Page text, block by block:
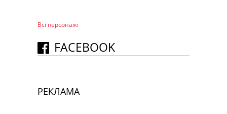
Всі персонажi
FACEBOOK
РЕКЛАМА